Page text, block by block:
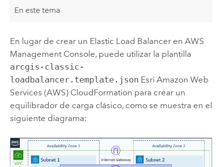
En este tema
En lugar de crear un Elastic Load Balancer en AWS
Management Console, puede utilizar la plantilla
arcgis-classic-
loadbalancer.template.json Esri Amazon Web
Services (AWS) CloudFormation para crear un
equilibrador de carga clásico, como se muestra en el
siguiente diagrama: